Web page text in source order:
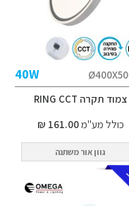
40W
צמוד תקרה RING CCT
כולל מע"מ161.00 ₪
גוון אור משתנה